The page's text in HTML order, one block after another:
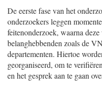
De eerste fase van het
onderzoekers leggen
feitenonderzoek, waarna
belanghebbenden zoals de
departementen. Hiertoe
georganiseerd, om te
en het gesprek aan te gaan